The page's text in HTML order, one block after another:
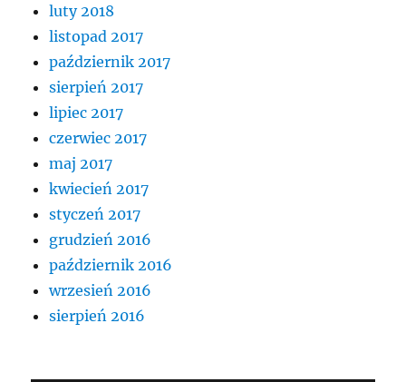
luty 2018
listopad 2017
październik 2017
sierpień 2017
lipiec 2017
czerwiec 2017
maj 2017
kwiecień 2017
styczeń 2017
grudzień 2016
październik 2016
wrzesień 2016
sierpień 2016